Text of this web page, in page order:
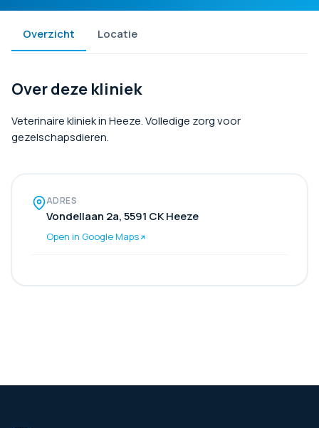
Overzicht Locatie
Over deze kliniek
Veterinaire kliniek in Heeze. Volledige zorg voor
gezelschapsdieren.
ADRES
Vondellaan 2a, 5591 CK Heeze
Open in Google Maps